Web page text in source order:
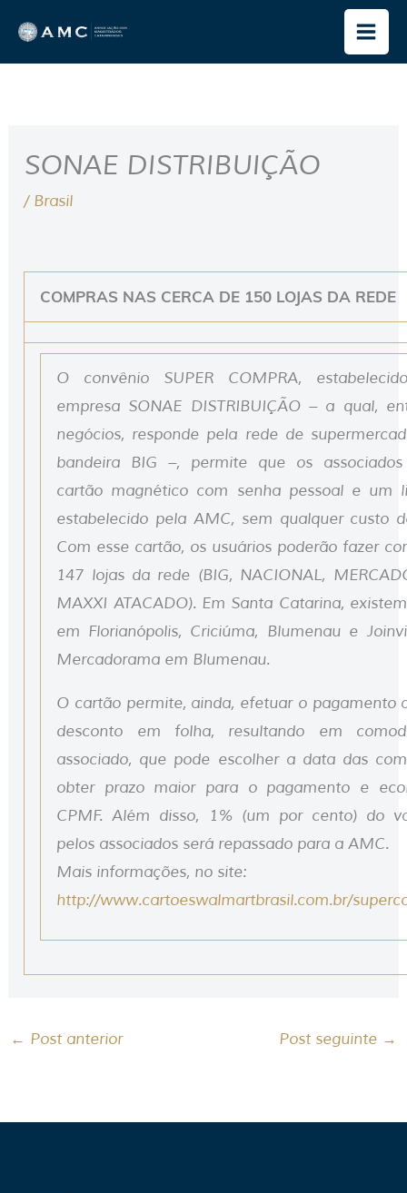
para
o
SONAE DISTRIBUIÇÃO
/ Brasil
COMPRAS NAS CERCA DE 150 LOJAS DA REDE
O convênio SUPER COMPRA,
empresa SONAE DISTRIBUIÇÃO – a qual,
negócios, responde pela rede de
bandeira BIG –, permite que os
cartão magnético com senha pessoal e um
estabelecido pela AMC, sem qualquer custo
Com esse cartão, os usuários poderão fazer
147 lojas da rede (BIG, NACIONAL,
MAXXI ATACADO). Em Santa Catarina,
em Florianópolis, Criciúma, Blumenau e
Mercadorama em Blumenau.
O cartão permite, ainda, efetuar o pagamento
desconto em folha, resultando em
associado, que pode escolher a data das
obter prazo maior para o pagamento e
CPMF. Além disso, 1% (um por cento) do
pelos associados será repassado para a AMC.
Mais informações, no site:
http://www.cartoeswalmartbrasil.com.br/
← Post anterior Post seguinte →